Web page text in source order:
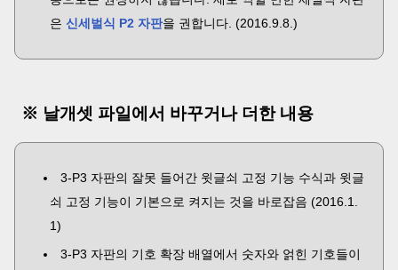
은 신세벌식 P2 자판을 권합니다. (2016.9.8.)
※ 날개셋 파일에서 바꾸거나 더한 내용
3-P3 자판의 잘못 들어간 윗글쇠 고정 기능 수식과 윗글
쇠 고정 기능이 기본으로 켜지는 것을 바로잡음 (2016.1.
1)
3-P3 자판의 기호 확장 배열에서 숫자와 얽힌 기호들이